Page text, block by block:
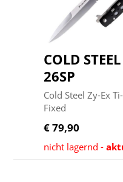
COLD
26SP
Cold Steel Zy-Ex
Fixed
€ 79,90
nicht lagernd -